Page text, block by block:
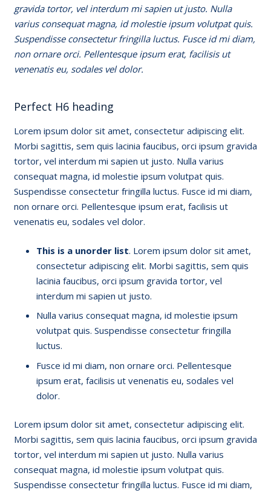
gravida tortor, vel interdum mi sapien ut justo. Nulla
varius consequat magna, id molestie ipsum volutpat quis.
Suspendisse consectetur fringilla luctus. Fusce id mi diam,
non ornare orci. Pellentesque ipsum erat, facilisis ut
venenatis eu, sodales vel dolor.
Perfect H6 heading
Lorem ipsum dolor sit amet, consectetur adipiscing elit.
Morbi sagittis, sem quis lacinia faucibus, orci ipsum gravida
tortor, vel interdum mi sapien ut justo. Nulla varius
consequat magna, id molestie ipsum volutpat quis.
Suspendisse consectetur fringilla luctus. Fusce id mi diam,
non ornare orci. Pellentesque ipsum erat, facilisis ut
venenatis eu, sodales vel dolor.
This is a unorder list. Lorem ipsum dolor sit amet,
consectetur adipiscing elit. Morbi sagittis, sem quis
lacinia faucibus, orci ipsum gravida tortor, vel
interdum mi sapien ut justo.
Nulla varius consequat magna, id molestie ipsum
volutpat quis. Suspendisse consectetur fringilla
luctus.
Fusce id mi diam, non ornare orci. Pellentesque
ipsum erat, facilisis ut venenatis eu, sodales vel
dolor.
Lorem ipsum dolor sit amet, consectetur adipiscing elit.
Morbi sagittis, sem quis lacinia faucibus, orci ipsum gravida
tortor, vel interdum mi sapien ut justo. Nulla varius
consequat magna, id molestie ipsum volutpat quis.
Suspendisse consectetur fringilla luctus. Fusce id mi diam,